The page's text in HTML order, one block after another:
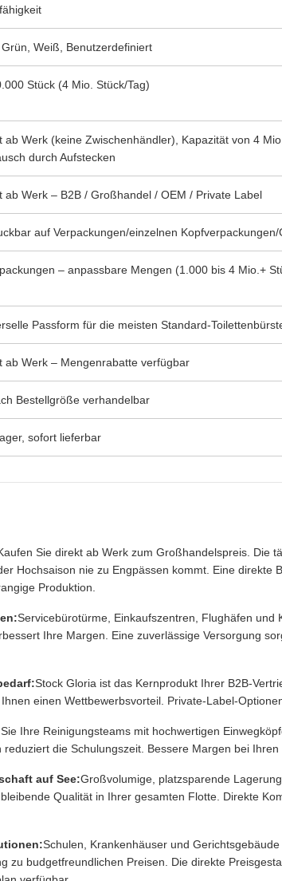
Grün, Weiß, Benutzerdefiniert
Stück (4 Mio. Stück/Tag)
ab Werk (keine Zwischenhändler), Kapazität von 4
durch Aufstecken
ab Werk – B2B / Großhandel / OEM / Private Label
auf Verpackungen/einzelnen
– anpassbare Mengen (1.000 bis 4 Mio.+
Passform für die meisten Standard-
ab Werk – Mengenrabatte verfügbar
Bestellgröße verhandelbar
sofort lieferbar
Sie direkt ab Werk zum Großhandelspreis. Die
Hochsaison nie zu Engpässen kommt. Eine direkte
Produktion.
Servicebürotürme, Einkaufszentren, Flughäfen und
Ihre Margen. Eine zuverlässige Versorgung
Stock Gloria ist das Kernprodukt Ihrer B2B-
einen Wettbewerbsvorteil. Private-Label-
Ihre Reinigungsteams mit hochwertigen
die Schulungszeit. Bessere Margen bei
auf See:Großvolumige, platzsparende
Qualität in Ihrer gesamten Flotte. Direkte
Schulen, Krankenhäuser und
zu budgetfreundlichen Preisen. Die direkte